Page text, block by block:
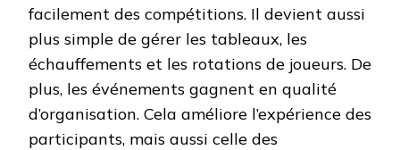
facilement des compétitions. Il devient aussi
plus simple de gérer les tableaux, les
échauffements et les rotations de joueurs. De
plus, les événements gagnent en qualité
d’organisation. Cela améliore l’expérience des
participants, mais aussi celle des